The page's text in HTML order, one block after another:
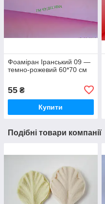
Фоаміран Іранський 09 —
темно-рожевий 60*70 см
55 ₴
Купити
Подібні товари компанії